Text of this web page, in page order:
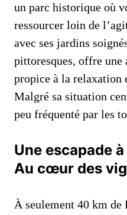
un parc historique où
ressourcer loin de
avec ses jardins
pittoresques, offre
propice à la relaxation
Malgré sa situation
peu fréquenté par les
Une escapade
Au cœur des
À seulement 40 km